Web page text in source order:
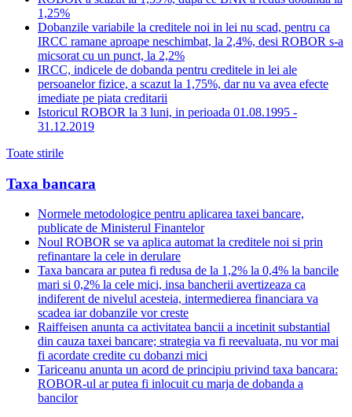
1,25%
Dobanzile variabile la creditele noi in lei nu scad, pentru ca
IRCC ramane aproape neschimbat, la 2,4%, desi ROBOR s-a
micsorat cu un punct, la 2,2%
IRCC, indicele de dobanda pentru creditele in lei ale
persoanelor fizice, a scazut la 1,75%, dar nu va avea efecte
imediate pe piata creditarii
Istoricul ROBOR la 3 luni, in perioada 01.08.1995 -
31.12.2019
Toate stirile
Taxa bancara
Normele metodologice pentru aplicarea taxei bancare,
publicate de Ministerul Finantelor
Noul ROBOR se va aplica automat la creditele noi si prin
refinantare la cele in derulare
Taxa bancara ar putea fi redusa de la 1,2% la 0,4% la bancile
mari si 0,2% la cele mici, insa bancherii avertizeaza ca
indiferent de nivelul acesteia, intermedierea financiara va
scadea iar dobanzile vor creste
Raiffeisen anunta ca activitatea bancii a incetinit substantial
din cauza taxei bancare; strategia va fi reevaluata, nu vor mai
fi acordate credite cu dobanzi mici
Tariceanu anunta un acord de principiu privind taxa bancara:
ROBOR-ul ar putea fi inlocuit cu marja de dobanda a
bancilor